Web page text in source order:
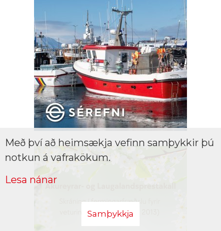
Með því að heimsækja vefinn samþykkir þú
notkun á vafrakökum.
Lesa nánar
Samþykkja